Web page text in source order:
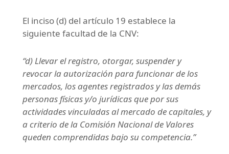
El inciso (d) del artículo 19 establece la
siguiente facultad de la CNV:
“d) Llevar el registro, otorgar, suspender y
revocar la autorización para funcionar de los
mercados, los agentes registrados y las demás
personas físicas y/o jurídicas que por sus
actividades vinculadas al mercado de capitales, y
a criterio de la Comisión Nacional de Valores
queden comprendidas bajo su competencia.”